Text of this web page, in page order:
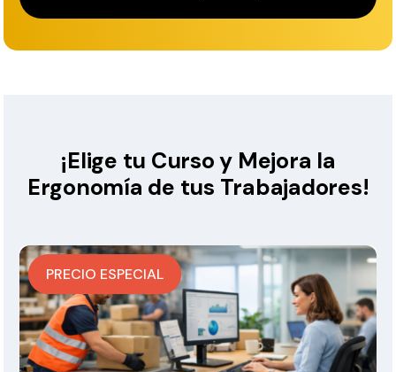
¡Elige tu Curso y Mejora la
Ergonomía de tus Trabajadores!
PRECIO ESPECIAL